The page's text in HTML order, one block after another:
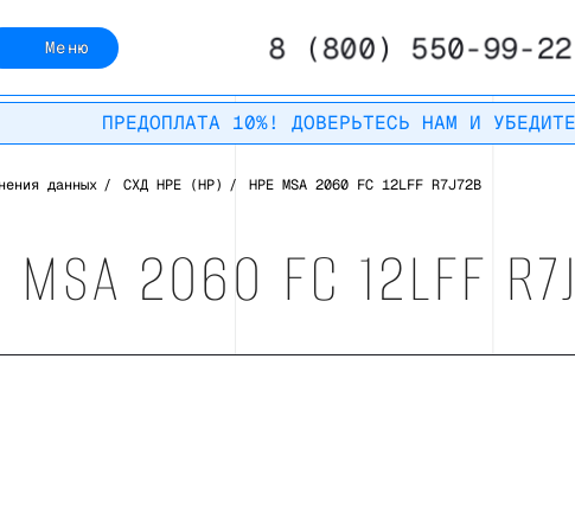
Меню 8 (800) 550-99-22
ПРЕДОПЛАТА 10%! ДОВЕРЬТЕСЬ НАМ И
данных / СХД HPE (HP) / HPE MSA 2060 FC 12LFF R7J72B
MSA 2060 FC 12LFF